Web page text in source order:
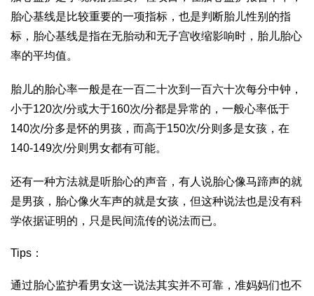
胎心基线是比较重要的一项指标，也是判断胎儿性别的指
标，胎心基线是指在无胎动和无子宫收缩影响时，胎儿胎心
率的平均值。
胎儿的胎心率一般是在一百二十次到一百六十次每分中钟，
小于120次/分或大于160次/分都是异常的，一般心率低于
140次/分多是怀的男孩，而高于150次/分则多是女孩，在
140-149次/分则男女都有可能。
还有一种方法就是听胎心的声音，有人说胎心像马蹄声的就
是男孩，胎心像火车声的就是女孩，但这种说法也是没有科
学依据证明的，只是民间流传的说法而已。
Tips：
通过胎心监护看男女这一说法其实并不可靠，准妈妈们也不